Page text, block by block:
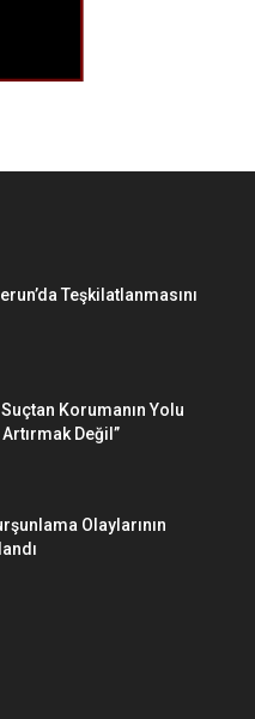
Teşkilatlanmasını
Korumanın Yolu
Değil”
Olaylarının